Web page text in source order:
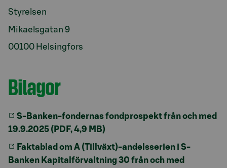
Styrelsen
Mikaelsgatan 9
00100 Helsingfors
Bilagor
S-Banken-fondernas fondprospekt från och med
19.9.2025 (PDF, 4,9 MB)
Faktablad om A (Tillväxt)-andelsserien i S-
Banken Kapitalförvaltning 30 från och med